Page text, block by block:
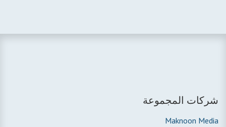
شركات المجموعة
Maknoon Media